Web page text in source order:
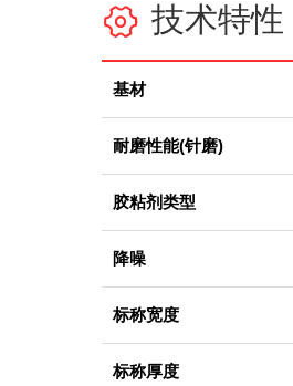
 技术特性
基材
耐磨性能(针磨)
胶粘剂类型
降噪
标称宽度
标称厚度